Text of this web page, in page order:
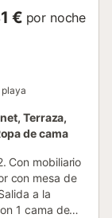
€ por noche
Terraza,
de cama
Con mobiliario
con mesa de
a la
1 cama de